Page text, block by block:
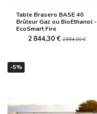
Table Brasero BASE 40
Brûleur Gaz ou BioEthanol -
EcoSmart Fire
2 844,30 € 2 994,00 €
-5%